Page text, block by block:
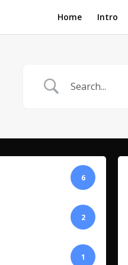
Home Intro
6
2
1